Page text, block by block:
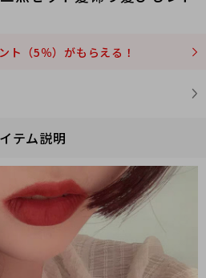
ト（5％）がもらえる！
テム説明